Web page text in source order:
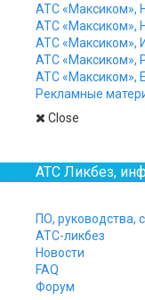
АТС «Максиком»,
АТС «Максиком»,
АТС «Максиком»,
АТС «Максиком»,
АТС «Максиком»,
Рекламные
Close
АТС Ликбез,
ПО, руководства,
АТС-ликбез
Новости
FAQ
Форум